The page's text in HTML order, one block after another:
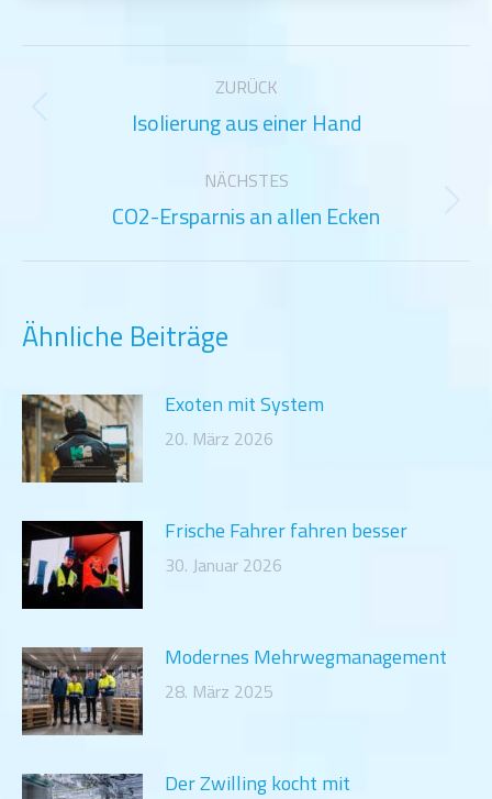
Kommentarnavigation
ZURÜCK
Vorheriger
Isolierung aus einer Hand
NÄCHSTES
Nächster
CO2-Ersparnis an allen Ecken
Ähnliche Beiträge
Exoten mit System
20. März 2026
Frische Fahrer fahren besser
30. Januar 2026
Modernes Mehrwegmanagement
28. März 2025
Der Zwilling kocht mit